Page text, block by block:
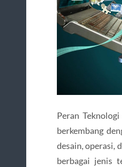
Peran
berkembang
desain, operasi,
berbagai jenis